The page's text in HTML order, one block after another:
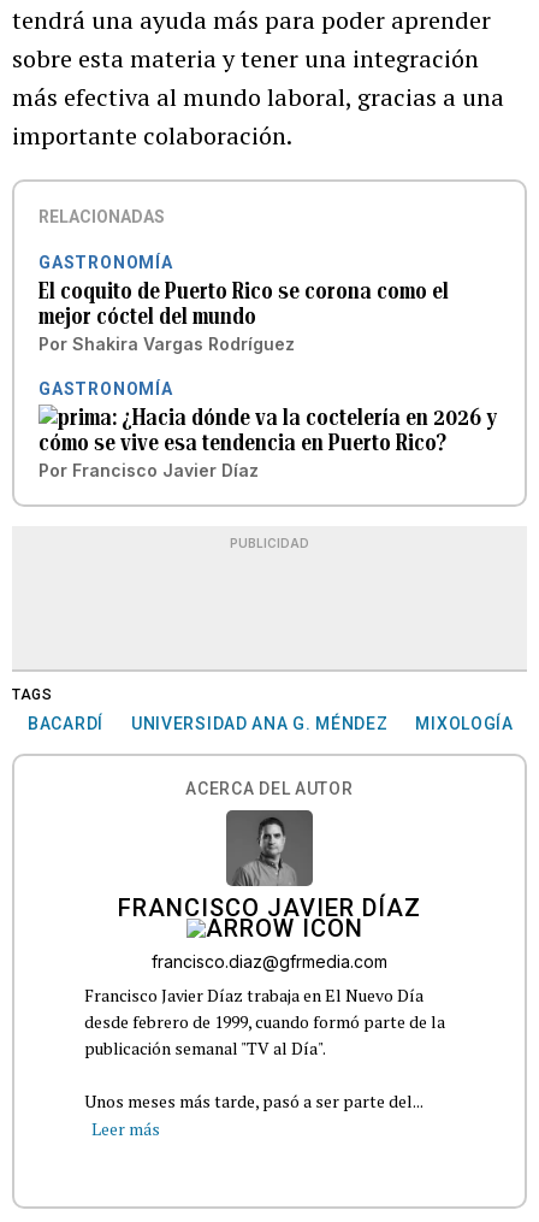
tendrá una ayuda más para poder aprender
sobre esta materia y tener una integración
más efectiva al mundo laboral, gracias a una
importante colaboración.
RELACIONADAS
GASTRONOMÍA
El coquito de Puerto Rico se corona como el
mejor cóctel del mundo
Por Shakira Vargas Rodríguez
GASTRONOMÍA
¿Hacia dónde va la coctelería en 2026 y
cómo se vive esa tendencia en Puerto Rico?
Por Francisco Javier Díaz
PUBLICIDAD
TAGS
BACARDÍ UNIVERSIDAD ANA G. MÉNDEZ MIXOLOGÍA
ACERCA DEL AUTOR
FRANCISCO JAVIER DÍAZ
francisco.diaz@gfrmedia.com
Francisco Javier Díaz trabaja en El Nuevo Día
desde febrero de 1999, cuando formó parte de la
publicación semanal "TV al Día".
Unos meses más tarde, pasó a ser parte del...
Leer más